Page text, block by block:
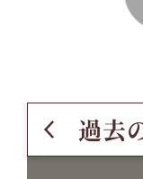
過去